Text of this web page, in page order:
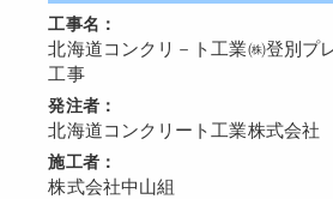
工事名：
北海道コンクリ－ト工業㈱登別プ
工事
発注者：
北海道コンクリート工業株式会社
施工者：
株式会社中山組